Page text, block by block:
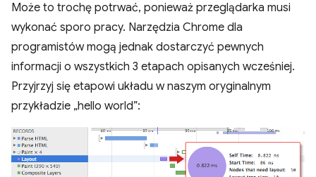
Może to trochę potrwać, ponieważ przeglądarka musi
wykonać sporo pracy. Narzędzia Chrome dla
programistów mogą jednak dostarczyć pewnych
informacji o wszystkich 3 etapach opisanych wcześniej.
Przyjrzyj się etapowi układu w naszym oryginalnym
przykładzie „hello world”: